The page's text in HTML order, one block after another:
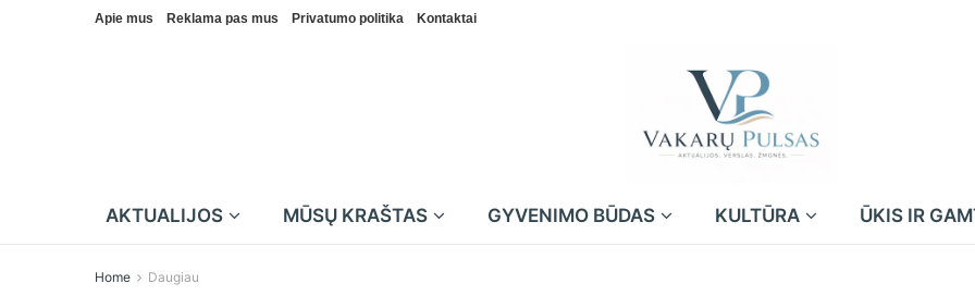
Apie mus Reklama pas mus Privatumo politika Kontaktai
AKTUALIJOS MŪSŲ KRAŠTAS GYVENIMO BŪDAS KULTŪRA ŪKIS IR
Home Daugiau